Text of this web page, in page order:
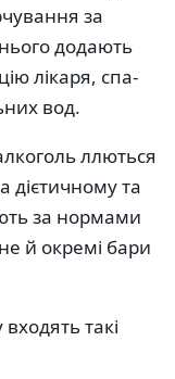
за
додають
лікаря, спа-
вод.
ллються
дієтичному та
за нормами
й окремі бари
такі